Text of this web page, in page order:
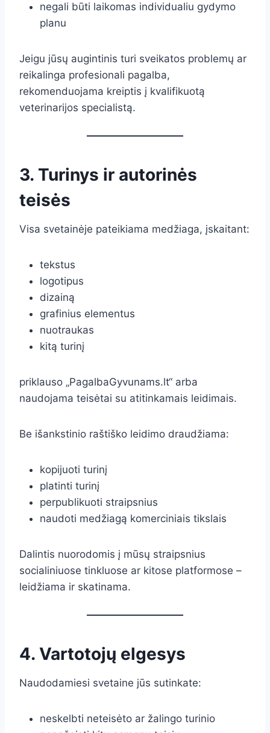
negali būti laikomas individualiu gydymo
planu
Jeigu jūsų augintinis turi sveikatos problemų ar
reikalinga profesionali pagalba,
rekomenduojama kreiptis į kvalifikuotą
veterinarijos specialistą.
3. Turinys ir autorinės
teisės
Visa svetainėje pateikiama medžiaga, įskaitant:
tekstus
logotipus
dizainą
grafinius elementus
nuotraukas
kitą turinį
priklauso „PagalbaGyvunams.lt“ arba
naudojama teisėtai su atitinkamais leidimais.
Be išankstinio raštiško leidimo draudžiama:
kopijuoti turinį
platinti turinį
perpublikuoti straipsnius
naudoti medžiagą komerciniais tikslais
Dalintis nuorodomis į mūsų straipsnius
socialiniuose tinkluose ar kitose platformose –
leidžiama ir skatinama.
4. Vartotojų elgesys
Naudodamiesi svetaine jūs sutinkate:
neskelbti neteisėto ar žalingo turinio